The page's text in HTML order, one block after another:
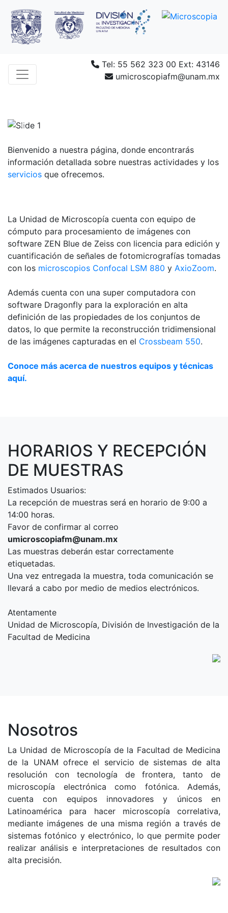
Tel: 55 562 323 00 Ext: 43146
umicroscopiafm@unam.mx
Anterior
Bienvenido a nuestra página, donde encontrarás
información detallada sobre nuestras actividades y los
servicios que ofrecemos.
La Unidad de Microscopía cuenta con equipo de
cómputo para procesamiento de imágenes con
software ZEN Blue de Zeiss con licencia para edición y
cuantificación de señales de fotomicrografías tomadas
con los microscopios Confocal LSM 880 y AxioZoom.
Además cuenta con una super computadora con
software Dragonfly para la exploración en alta
definición de las propiedades de los conjuntos de
datos, lo que permite la reconstrucción tridimensional
de las imágenes capturadas en el Crossbeam 550.
Conoce más acerca de nuestros equipos y técnicas
aquí.
HORARIOS Y RECEPCIÓN
DE MUESTRAS
Estimados Usuarios:
La recepción de muestras será en horario de 9:00 a
14:00 horas.
Favor de confirmar al correo
umicroscopiafm@unam.mx
Las muestras deberán estar correctamente
etiquetadas.
Una vez entregada la muestra, toda comunicación se
llevará a cabo por medio de medios electrónicos.
Atentamente
Unidad de Microscopía, División de Investigación de la
Facultad de Medicina
Nosotros
La Unidad de Microscopía de la Facultad de Medicina
de la UNAM ofrece el servicio de sistemas de alta
resolución con tecnología de frontera, tanto de
microscopía electrónica como fotónica. Además,
cuenta con equipos innovadores y únicos en
Latinoamérica para hacer microscopía correlativa,
mediante imágenes de una misma región a través de
sistemas fotónico y electrónico, lo que permite poder
realizar análisis e interpretaciones de resultados con
alta precisión.